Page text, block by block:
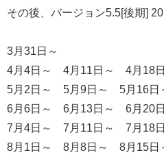
その後、バージョン5.5[後期]
3月31日～
4月4日～ 4月11日～ 4月18
5月2日～ 5月9日～ 5月16
6月6日～ 6月13日～ 6月20
7月4日～ 7月11日～ 7月18
8月1日～ 8月8日～ 8月15日